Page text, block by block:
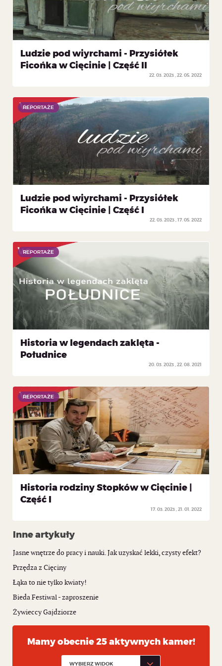
Ludzie pod wiyrchami - Przysiółek
Ficońka w Cięcinie | Część II
22. 03. 2023 22. 05. 2022
Ludzie pod wiyrchami - Przysiółek
Ficońka w Cięcinie | Część I
REPORTAŻE
22. 03. 2023 17. 05. 2022
REPORTAŻE
Historia w legendach zaklęta -
Południce
REPORTAŻE
20. 03. 2023 22. 08. 2021
REPORTAŻE
Historia rodziny Stopków w Cięcinie |
Część I
REPORTAŻE
17. 03. 2023 21. 01. 2022
REPORTAŻE
Inne artykuły
Jasne wnętrze do pracy i nauki. Jak uzyskać lekki, czysty efekt?
Przędza z Cięciny
Łąka to nie tylko kwiaty!
Bieda Festiwal - zaproszenie
Żywieccy Gajdziorze
Mamy obecnie 25 aktywnych kamer!